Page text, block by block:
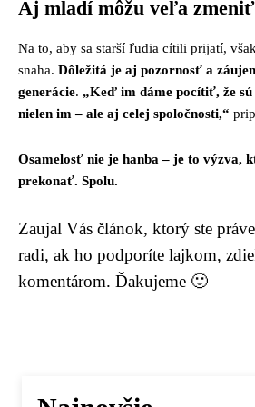
Aj mladí môžu veľa zmeniť
Na to, aby sa starší ľudia cítili prijatí,
snaha. Dôležitá je aj pozornosť a
generácie. „Keď im dáme pocítiť, že
nielen im – ale aj celej spoločnosti,“
Osamelosť nie je hanba – je to výzva,
prekonať. Spolu.
Zaujal Vás článok, ktorý ste
radi, ak ho podporíte lajkom,
komentárom. Ďakujeme 🙂